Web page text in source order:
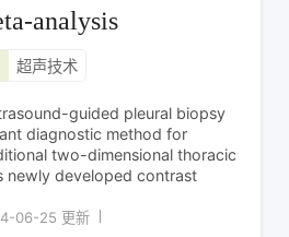
analysis
超声技术
guided pleural biopsy
diagnostic method for
two-dimensional thoracic
newly developed contrast
06-25 更新